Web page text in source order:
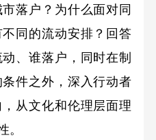
落户？为什么面对同
同的流动安排？回答
、谁落户，同时在制
件之外，深入行动者
从文化和伦理层面理
。